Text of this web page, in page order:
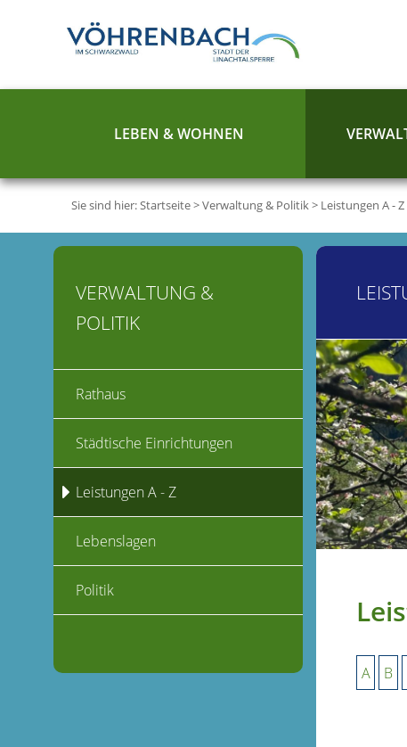
LEBEN & WOHNEN
Sie sind hier:Startseite>Verwaltung & Politik> Leistungen A - Z
A B
VERWALTUNG &
POLITIK
Rathaus
Städtische Einrichtungen
Leistungen A - Z
Lebenslagen
Politik